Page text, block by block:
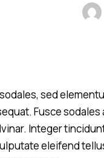
sed
Fusce sodales
Integer
eleifend